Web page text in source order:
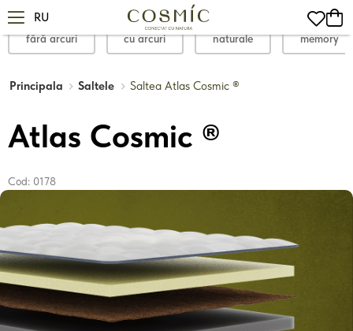
RU
fără arcuri cu arcuri naturale memory
Principala Saltele Saltea Atlas Cosmic ®
Atlas Cosmic ®
Cod: 0178